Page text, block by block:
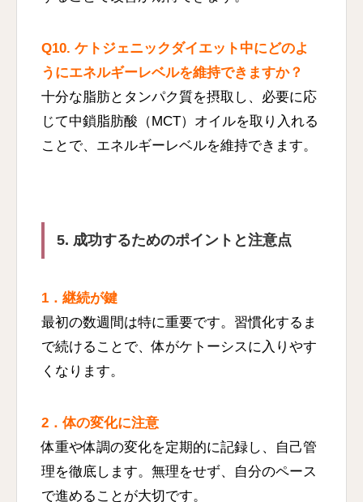
Q10. ケトジェニックダイエット中にどのよ
うにエネルギーレベルを維持できますか？
十分な脂肪とタンパク質を摂取し、必要に応
じて中鎖脂肪酸（MCT）オイルを取り入れる
ことで、エネルギーレベルを維持できます。
5. 成功するためのポイントと注意点
1．継続が鍵
最初の数週間は特に重要です。習慣化するま
で続けることで、体がケトーシスに入りやす
くなります。
2．体の変化に注意
体重や体調の変化を定期的に記録し、自己管
理を徹底します。無理をせず、自分のペース
で進めることが大切です。